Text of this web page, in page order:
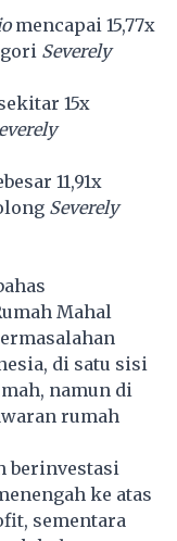
mencapai 15,77x
Severely
15x
11,91x
Severely
Mahal
di satu sisi
namun di
rumah
berinvestasi
ke atas
sementara